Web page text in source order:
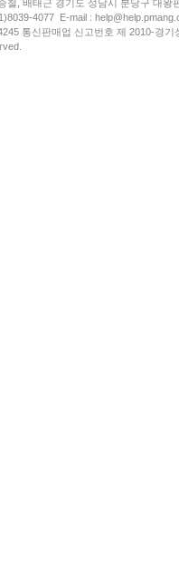
철, 배태근 경기도 성남시 분당구 대왕
4077 E-mail :
통신판매업 신고번호 제 2010-경